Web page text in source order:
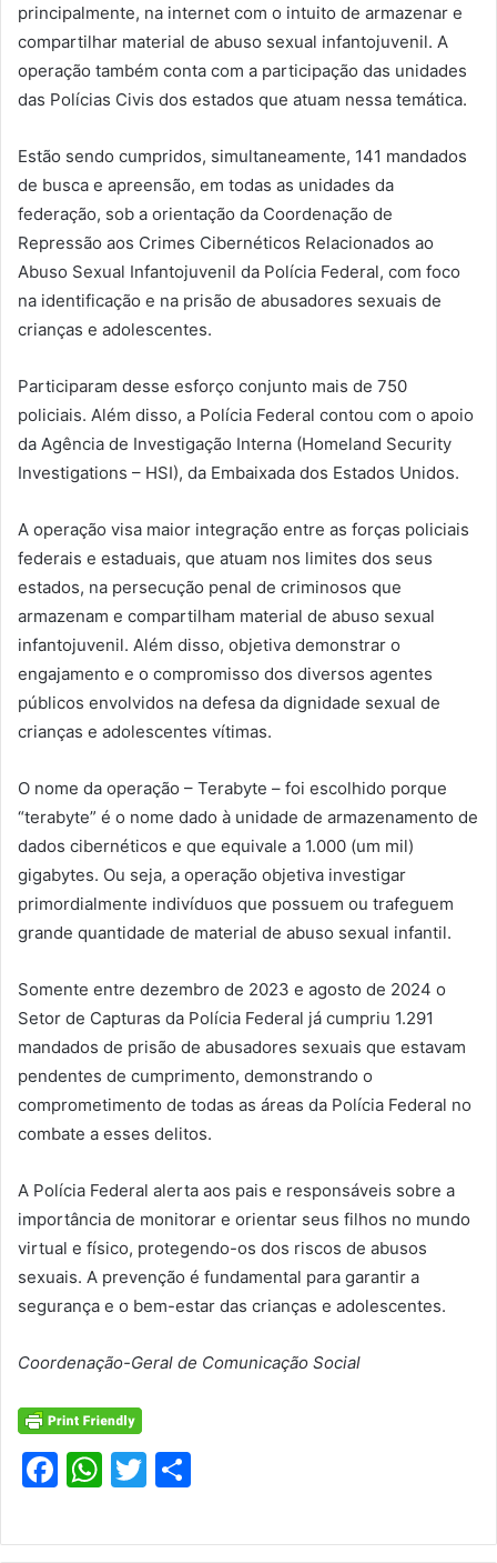
principalmente, na internet com o intuito de armazenar e
compartilhar material de abuso sexual infantojuvenil. A
operação também conta com a participação das unidades
das Polícias Civis dos estados que atuam nessa temática.
Estão sendo cumpridos, simultaneamente, 141 mandados
de busca e apreensão, em todas as unidades da
federação, sob a orientação da Coordenação de
Repressão aos Crimes Cibernéticos Relacionados ao
Abuso Sexual Infantojuvenil da Polícia Federal, com foco
na identificação e na prisão de abusadores sexuais de
crianças e adolescentes.
Participaram desse esforço conjunto mais de 750
policiais. Além disso, a Polícia Federal contou com o apoio
da Agência de Investigação Interna (Homeland Security
Investigations – HSI), da Embaixada dos Estados Unidos.
A operação visa maior integração entre as forças policiais
federais e estaduais, que atuam nos limites dos seus
estados, na persecução penal de criminosos que
armazenam e compartilham material de abuso sexual
infantojuvenil. Além disso, objetiva demonstrar o
engajamento e o compromisso dos diversos agentes
públicos envolvidos na defesa da dignidade sexual de
crianças e adolescentes vítimas.
O nome da operação – Terabyte – foi escolhido porque
“terabyte” é o nome dado à unidade de armazenamento de
dados cibernéticos e que equivale a 1.000 (um mil)
gigabytes. Ou seja, a operação objetiva investigar
primordialmente indivíduos que possuem ou trafeguem
grande quantidade de material de abuso sexual infantil.
Somente entre dezembro de 2023 e agosto de 2024 o
Setor de Capturas da Polícia Federal já cumpriu 1.291
mandados de prisão de abusadores sexuais que estavam
pendentes de cumprimento, demonstrando o
comprometimento de todas as áreas da Polícia Federal no
combate a esses delitos.
A Polícia Federal alerta aos pais e responsáveis sobre a
importância de monitorar e orientar seus filhos no mundo
virtual e físico, protegendo-os dos riscos de abusos
sexuais. A prevenção é fundamental para garantir a
segurança e o bem-estar das crianças e adolescentes.
Coordenação-Geral de Comunicação Social
F
c
W
at
T
itt ar